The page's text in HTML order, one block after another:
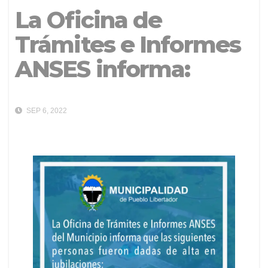
La Oficina de
Trámites e Informes
ANSES informa:
SEP 6, 2022